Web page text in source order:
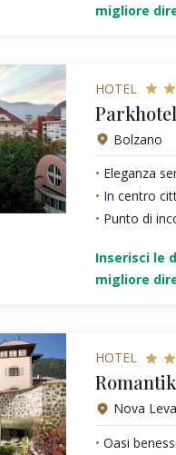
migliore
HOTEL
Bolzano
Eleganza
In centro
Punto di
Inserisci le
migliore
HOTEL
Nova
Oasi